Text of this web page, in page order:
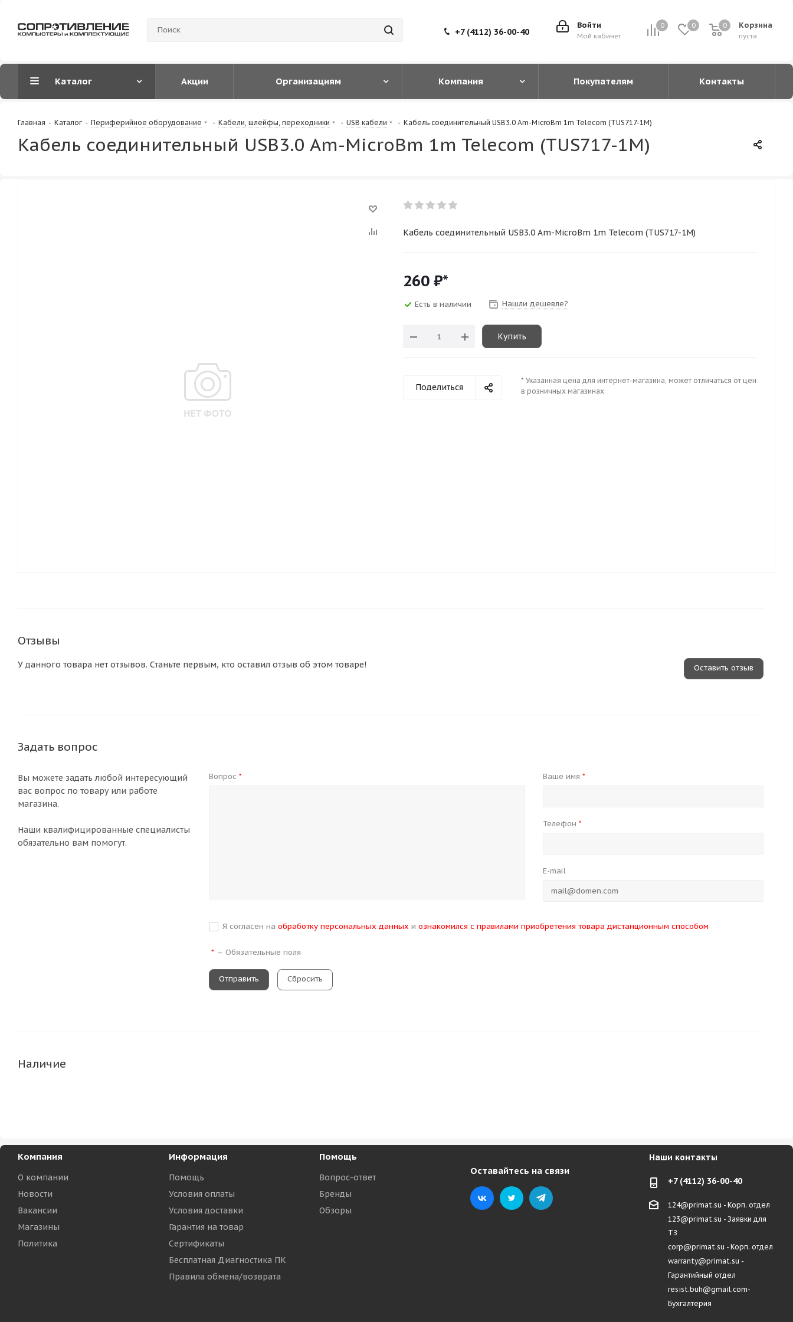
0 0 Корзина
0
пуста
0
Войти
Мой кабинет
+7 (4112) 36-00-40
Каталог Акции Организациям Компания Покупателям Контакты
Главная - Каталог - Периферийное оборудование - Кабели, шлейфы, переходники - USB кабели - Кабель соединительный USB3.0 Am-MicroBm 1m Telecom (TUS717-1M)
Кабель соединительный USB3.0 Am-MicroBm 1m Telecom (TUS717-1M)
Кабель соединительный USB3.0 Am-MicroBm 1m Telecom (TUS717-1M)
260 ₽*
Есть в наличии Нашли дешевле?
Купить
Поделиться
* Указанная цена для интернет-магазина, может отличаться от цен
в розничных магазинах
Отзывы
Оставить отзыв
У данного товара нет отзывов. Станьте первым, кто оставил отзыв об этом товаре!
Задать вопрос
Вы можете задать любой интересующий
вас вопрос по товару или работе
магазина.
Наши квалифицированные специалисты
обязательно вам помогут.
Вопрос * Ваше имя *
Телефон *
E-mail
Я согласен на обработку персональных данных и ознакомился с правилами приобретения товара дистанционным способом
* — Обязательные поля
Сбросить
Наличие
Компания
О компании
Новости
Вакансии
Магазины
Политика
Информация
Помощь
Условия оплаты
Условия доставки
Гарантия на товар
Сертификаты
Бесплатная Диагностика ПК
Правила обмена/возврата
Помощь
Вопрос-ответ
Бренды
Обзоры
Оставайтесь на связи
Наши контакты
+7 (4112) 36-00-40
124@primat.su - Корп. отдел
123@primat.su - Заявки для
ТЗ
corp@primat.su - Корп. отдел
warranty@primat.su -
Гарантийный отдел
resist.buh@gmail.com-
Бухгалтерия